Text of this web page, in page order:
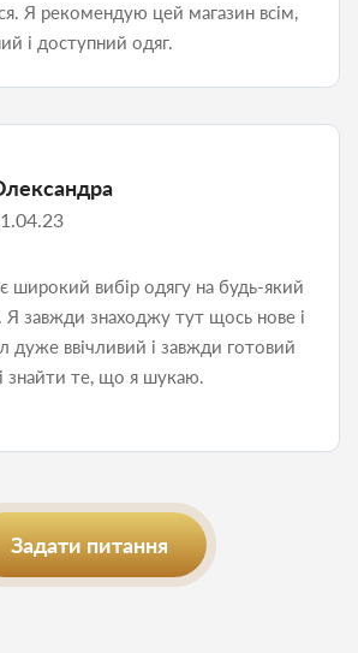
Я рекомендую цей магазин всім,
і доступний одяг.
широкий вибір одягу на будь-який
Я завжди знаходжу тут щось нове і
дуже ввічливий і завжди готовий
знайти те, що я шукаю.
Задати питання